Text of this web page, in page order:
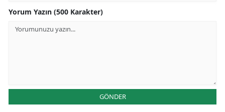
Yorum Yazın (500 Karakter)
GÖNDER